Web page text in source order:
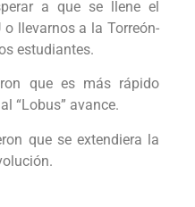
a que se llene el
llevarnos a la Torreón-
estudiantes.
que es más rápido
“Lobus” avance.
que se extendiera la